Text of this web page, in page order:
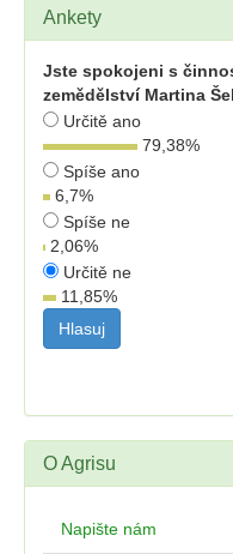
Ankety
Jste spokojeni s
zemědělství Martina
Určitě ano
79,38%
Spíše ano
6,7%
Spíše ne
2,06%
Určitě ne
11,85%
O Agrisu
Napište nám